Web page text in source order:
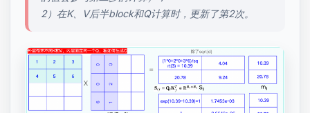
2）在K、V后半block和Q计算时，更新了第2次。